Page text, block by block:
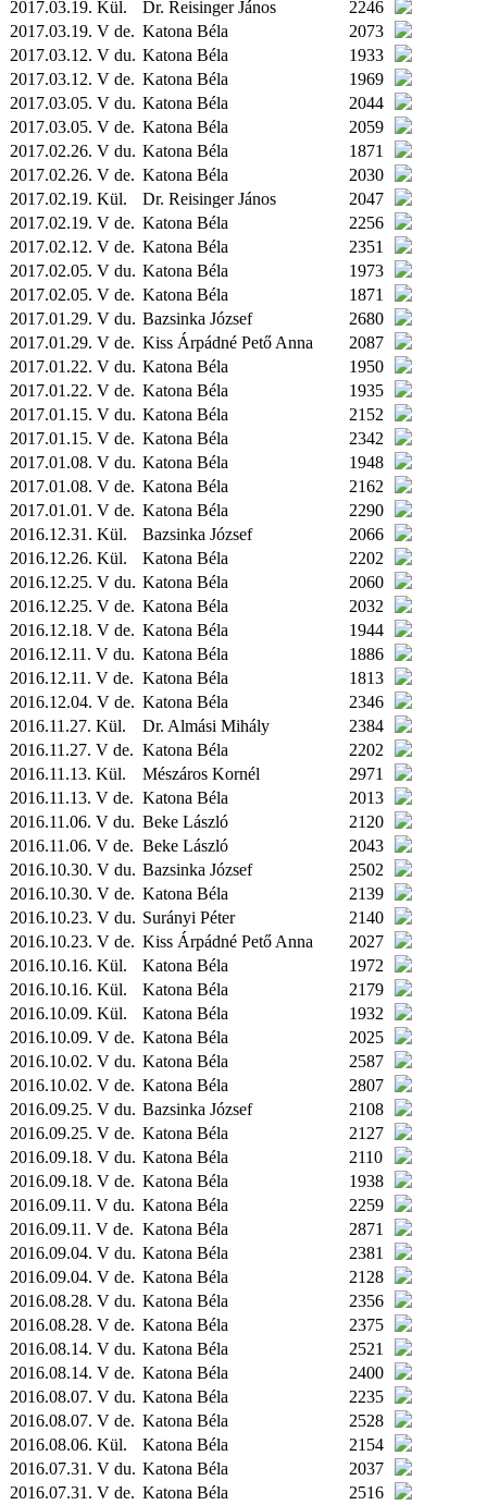
2017.03.19. Kül. Dr. Reisinger János
2246
2017.03.19. V de. Katona Béla
2073
2017.03.12. V du. Katona Béla
1933
2017.03.12. V de. Katona Béla
1969
2017.03.05. V du. Katona Béla
2044
2017.03.05. V de. Katona Béla
2059
2017.02.26. V du. Katona Béla
1871
2017.02.26. V de. Katona Béla
2030
2017.02.19. Kül. Dr. Reisinger János
2047
2017.02.19. V de. Katona Béla
2256
2017.02.12. V de. Katona Béla
2351
2017.02.05. V du. Katona Béla
1973
2017.02.05. V de. Katona Béla
1871
2017.01.29. V du. Bazsinka József
2680
2017.01.29. V de. Kiss Árpádné Pető Anna
2087
2017.01.22. V du. Katona Béla
1950
2017.01.22. V de. Katona Béla
1935
2017.01.15. V du. Katona Béla
2152
2017.01.15. V de. Katona Béla
2342
2017.01.08. V du. Katona Béla
1948
2017.01.08. V de. Katona Béla
2162
2017.01.01. V de. Katona Béla
2290
2016.12.31. Kül. Bazsinka József
2066
2016.12.26. Kül. Katona Béla
2202
2016.12.25. V du. Katona Béla
2060
2016.12.25. V de. Katona Béla
2032
2016.12.18. V de. Katona Béla
1944
2016.12.11. V du. Katona Béla
1886
2016.12.11. V de. Katona Béla
1813
2016.12.04. V de. Katona Béla
2346
2016.11.27. Kül. Dr. Almási Mihály
2384
2016.11.27. V de. Katona Béla
2202
2016.11.13. Kül. Mészáros Kornél
2971
2016.11.13. V de. Katona Béla
2013
2016.11.06. V du. Beke László
2120
2016.11.06. V de. Beke László
2043
2016.10.30. V du. Bazsinka József
2502
2016.10.30. V de. Katona Béla
2139
2016.10.23. V du. Surányi Péter
2140
2016.10.23. V de. Kiss Árpádné Pető Anna
2027
2016.10.16. Kül. Katona Béla
1972
2016.10.16. Kül. Katona Béla
2179
2016.10.09. Kül. Katona Béla
1932
2016.10.09. V de. Katona Béla
2025
2016.10.02. V du. Katona Béla
2587
2016.10.02. V de. Katona Béla
2807
2016.09.25. V du. Bazsinka József
2108
2016.09.25. V de. Katona Béla
2127
2016.09.18. V du. Katona Béla
2110
2016.09.18. V de. Katona Béla
1938
2016.09.11. V du. Katona Béla
2259
2016.09.11. V de. Katona Béla
2871
2016.09.04. V du. Katona Béla
2381
2016.09.04. V de. Katona Béla
2128
2016.08.28. V du. Katona Béla
2356
2016.08.28. V de. Katona Béla
2375
2016.08.14. V du. Katona Béla
2521
2016.08.14. V de. Katona Béla
2400
2016.08.07. V du. Katona Béla
2235
2016.08.07. V de. Katona Béla
2528
2016.08.06. Kül. Katona Béla
2154
2016.07.31. V du. Katona Béla
2037
2016.07.31. V de. Katona Béla
2516